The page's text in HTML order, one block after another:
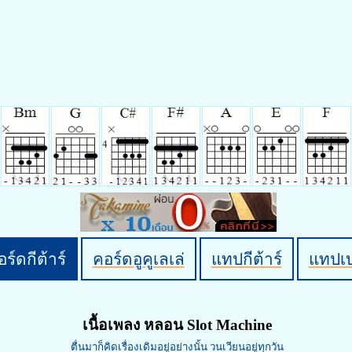
ร์ดกีต้าร์ คอร์ดอูคูเลเล่ แทปกีต้าร์ แทปเ
เนื้อเพลง หลอน Slot Machine
ตื่นมาก็คิดเรื่องเดิมอยู่อย่างนั้น วนเวียนอยู่ทุกวัน